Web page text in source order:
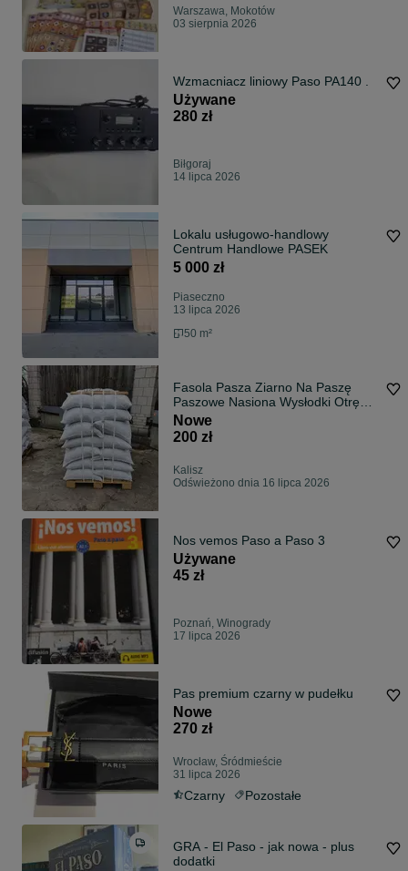
Warszawa, Mokotów
03 sierpnia 2026
Wzmacniacz liniowy Paso PA140 .
Używane
280 zł
Biłgoraj
14 lipca 2026
Lokalu usługowo-handlowy
Centrum Handlowe PASEK
5 000 zł
Piaseczno
13 lipca 2026
50 m²
Fasola Pasza Ziarno Na Paszę
Paszowe Nasiona Wysłodki Otręby
Sojowa !
Nowe
200 zł
Kalisz
Odświeżono dnia 16 lipca 2026
Nos vemos Paso a Paso 3
Używane
45 zł
Poznań, Winogrady
17 lipca 2026
Pas premium czarny w pudełku
Nowe
270 zł
Wrocław, Śródmieście
31 lipca 2026
Czarny Pozostałe
GRA - El Paso - jak nowa - plus
dodatki